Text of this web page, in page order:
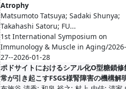
Atrophy
Matsumoto Tatsuya; Sadaki Shunya;
Takahashi Satoru; FU...
1st International Symposium on
Immunology & Muscle in Aging/
27--2026-01-28
ポドサイトにおけるシアル化O型糖鎖修
常が引き起こすFSGS様腎障害の機構解